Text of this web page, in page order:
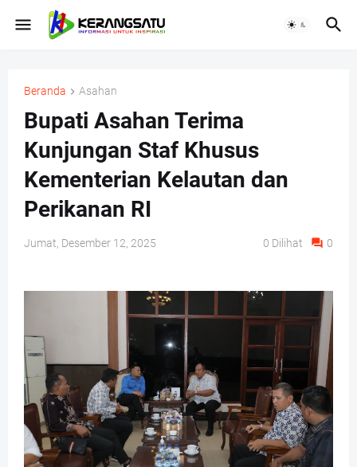
Beranda Asahan
Bupati Asahan Terima
Kunjungan Staf Khusus
Kementerian Kelautan dan
Perikanan RI
Jumat, Desember 12, 2025 0 Dilihat 0